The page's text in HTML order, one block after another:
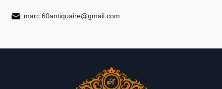
marc.60antiquaire@gmail.com